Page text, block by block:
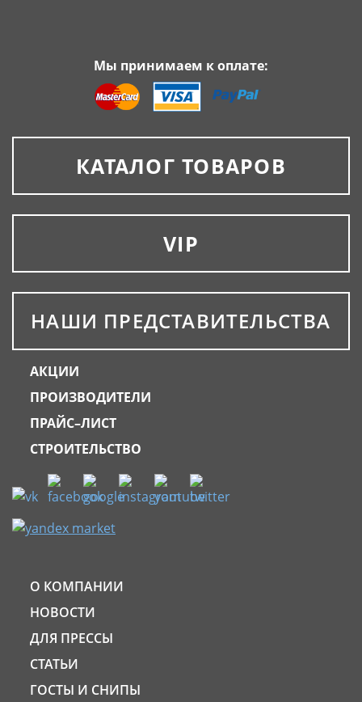
Мы принимаем к оплате:
КАТАЛОГ ТОВАРОВ
VIP
НАШИ ПРЕДСТАВИТЕЛЬСТВА
АКЦИИ
ПРОИЗВОДИТЕЛИ
ПРАЙС–ЛИСТ
СТРОИТЕЛЬСТВО
О КОМПАНИИ
НОВОСТИ
ДЛЯ ПРЕССЫ
СТАТЬИ
ГОСТЫ И СНИПЫ